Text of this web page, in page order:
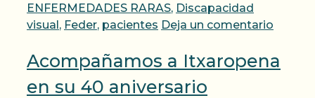
ENFERMEDADES RARAS, Discapacidad
visual, Feder, pacientes Deja un comentario
Acompañamos a Itxaropena
en su 40 aniversario